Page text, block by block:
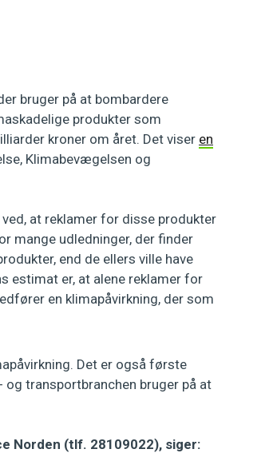
bruger på at bombardere
produkter som
kroner om året. Det viser en
Klimabevægelsen og
at reklamer for disse produkter
mange udledninger, der finder
end de ellers ville have
estimat er, at alene reklamer for
en klimapåvirkning, der som
Det er også første
transportbranchen bruger på at
Norden (tlf. 28109022), siger: